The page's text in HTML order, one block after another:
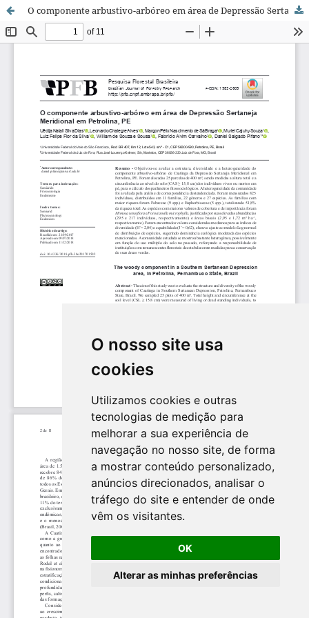
O nosso site usa
cookies
Utilizamos cookies e outras
tecnologias de medição para
melhorar a sua experiência de
navegação no nosso site, de forma
a mostrar conteúdo personalizado,
anúncios direcionados, analisar o
tráfego do site e entender de onde
vêm os visitantes.
OK
Alterar as minhas preferências
O componente arbustivo-arbóreo em área de Depressão Sertaneja Meridional em Petrolina, PE